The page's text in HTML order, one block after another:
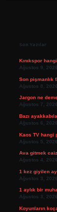
Son Yazılar
Kınıkspor
Ağustos 9, 2026
Son pişmanlık
Ağustos 8, 2026
Jargon ne
Ağustos 7, 2026
Bazı
Ağustos 6, 2026
Kaos TV hangi
Ağustos 5, 2026
Ava gitmek
Ağustos 4, 2026
1 kez giyilen
Ağustos 3, 2026
1 aylık bir
Ağustos 3, 2026
Koyunların